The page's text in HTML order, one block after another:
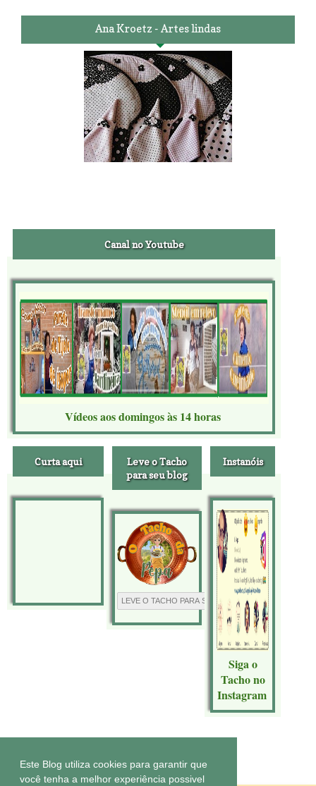
Este Blog utiliza cookies para garantir que
você tenha a melhor experiência possivel
Ana Kroetz - Artes lindas
Canal no Youtube
Vídeos aos domingos às 14 horas
Curta aqui
Leve o Tacho
para seu blog
Instanóis
Siga o
Tacho no
Instagram